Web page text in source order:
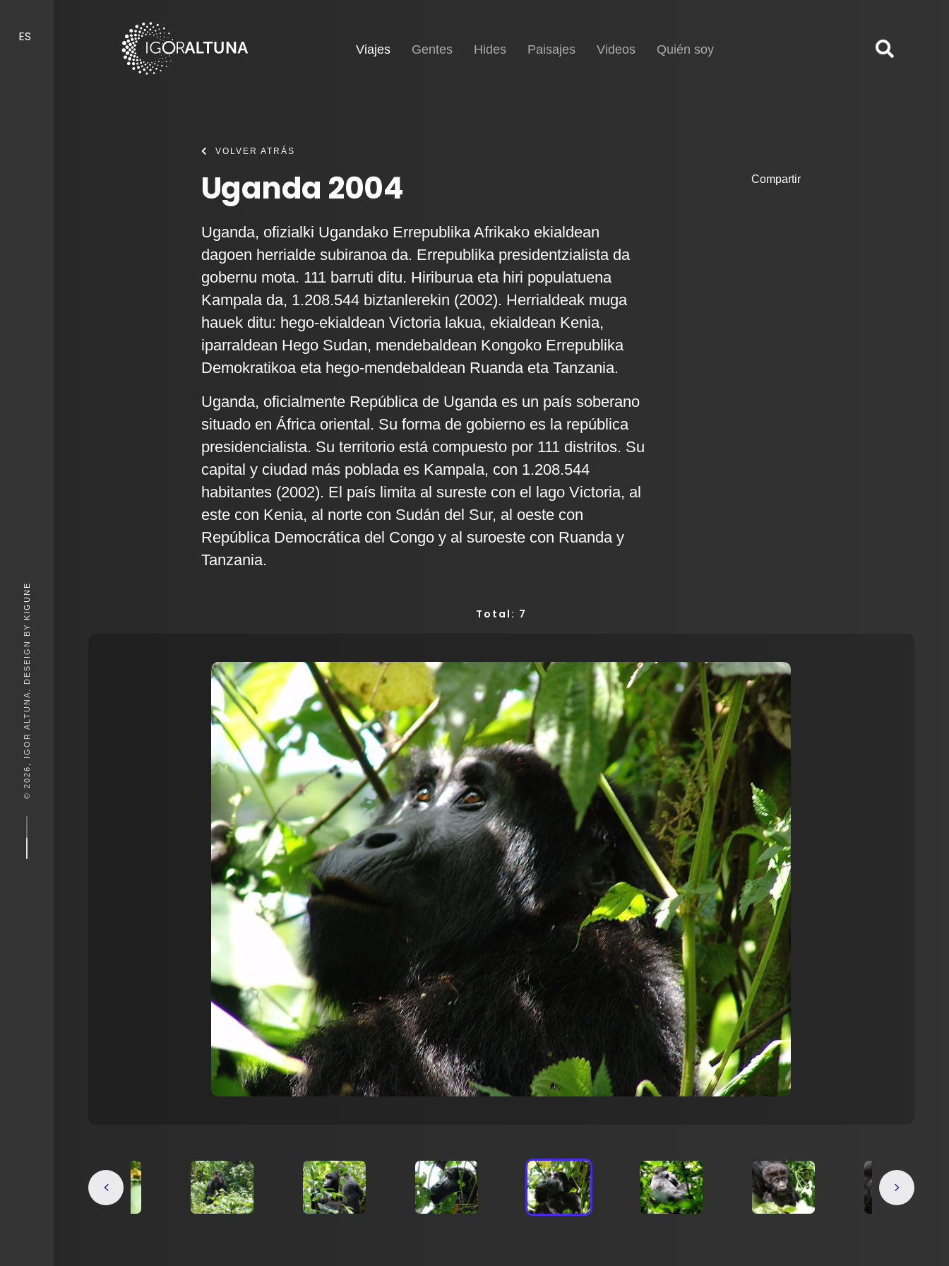
ES
© 2026, IGOR ALTUNA. DESEIGN BY
KIGUNE
Inicio
Viajes(current)
Gentes Hides Paisajes Videos Quién soy
VOLVER ATRÁS
Uganda 2004
Uganda, ofizialki Ugandako Errepublika Afrikako ekialdean
dagoen herrialde subiranoa da. Errepublika presidentzialista da
gobernu mota. 111 barruti ditu. Hiriburua eta hiri populatuena
Kampala da, 1.208.544 biztanlerekin (2002). Herrialdeak muga
hauek ditu: hego-ekialdean Victoria lakua, ekialdean Kenia,
iparraldean Hego Sudan, mendebaldean Kongoko Errepublika
Demokratikoa eta hego-mendebaldean Ruanda eta Tanzania.
Uganda, oficialmente República de Uganda es un país soberano
situado en África oriental. Su forma de gobierno es la república
presidencialista. Su territorio está compuesto por 111 distritos. Su
capital y ciudad más poblada es Kampala, con 1.208.544
habitantes (2002). El país limita al sureste con el lago Victoria, al
este con Kenia, al norte con Sudán del Sur, al oeste con
República Democrática del Congo y al suroeste con Ruanda y
Tanzania.
Compartir
Total: 7